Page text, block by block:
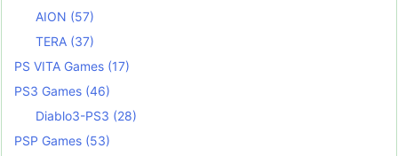
AION (57)
TERA (37)
PS VITA Games (17)
PS3 Games (46)
Diablo3-PS3 (28)
PSP Games (53)